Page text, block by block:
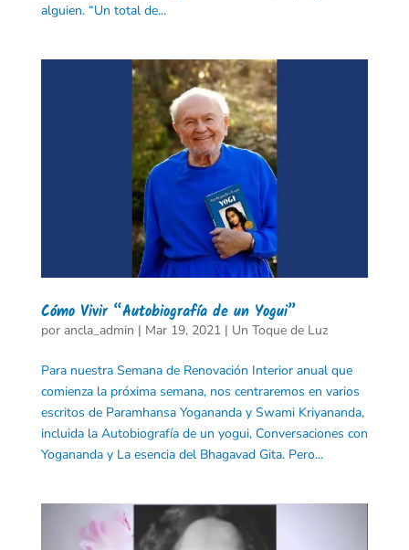
alguien. “Un total de...
Cómo Vivir “Autobiografía de un Yogui”
por ancla_admin | Mar 19, 2021| Un Toque de Luz
Para nuestra Semana de Renovación Interior anual que
comienza la próxima semana, nos centraremos en varios
escritos de Paramhansa Yogananda y Swami Kriyananda,
incluida la Autobiografía de un yogui, Conversaciones con
Yogananda y La esencia del Bhagavad Gita. Pero...